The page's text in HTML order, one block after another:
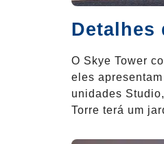
Detalhes
O Skye Tower
eles
unidades
Torre terá um